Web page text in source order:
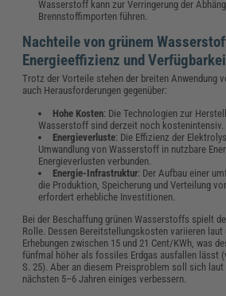
Wasserstoff kann zur Verringerung der
Brennstoffimporten führen.
Nachteile von grünem
Energieeffizienz und
Trotz der Vorteile stehen der breiten Anwendung
auch Herausforderungen gegenüber:
Hohe Kosten: Die Technologien zur
Wasserstoff sind derzeit noch kostenintensiv.
Energieverluste: Die Effizienz der
Umwandlung von Wasserstoff in nutzbare
Energieverlusten verbunden.
Energie-Infrastruktur: Der Aufbau einer
die Produktion, Speicherung und Verteilung
erfordert erhebliche Investitionen.
Bei der Beschaffung grünen Wasserstoffs spielt
Rolle. Dessen Bereitstellungskosten variieren
Erhebungen zwischen 15 und 21 Cent/KWh, was
fünfmal höher als fossiles Erdgas ausfallen lässt
S. 25). Aber an diesem Preisproblem soll sich laut
nächsten 5–6 Jahren einiges verbessern.